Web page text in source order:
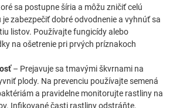
sa postupne šíria a môžu zničiť celú
zabezpečiť dobré odvodnenie a vyhnúť sa
listov. Používajte fungicídy alebo
na ošetrenie pri prvých príznakoch
– Prejavuje sa tmavými škvrnami na
plody. Na prevenciu používajte semená
a pravidelne monitorujte rastliny na
Infikované časti rastliny odstráňte.